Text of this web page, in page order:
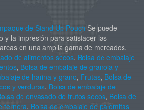
de Stand Up Pouch Se puede
y la impresión para satisfacer las
en una amplia gama de mercados.
de alimentos secos, Bolsa de embalaje
, Bolsa de embalaje de granola y
de harina y grano, Frutas, Bolsa de
y verduras, Bolsa de embalaje de
de envasado de frutos secos, Bolsa de
ternera, Bolsa de embalaje de palomitas